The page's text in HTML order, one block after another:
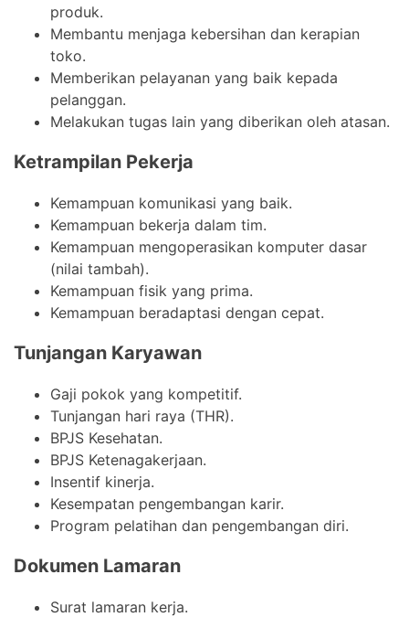
produk.
Membantu menjaga kebersihan dan kerapian
toko.
Memberikan pelayanan yang baik kepada
pelanggan.
Melakukan tugas lain yang diberikan oleh atasan.
Ketrampilan Pekerja
Kemampuan komunikasi yang baik.
Kemampuan bekerja dalam tim.
Kemampuan mengoperasikan komputer dasar
(nilai tambah).
Kemampuan fisik yang prima.
Kemampuan beradaptasi dengan cepat.
Tunjangan Karyawan
Gaji pokok yang kompetitif.
Tunjangan hari raya (THR).
BPJS Kesehatan.
BPJS Ketenagakerjaan.
Insentif kinerja.
Kesempatan pengembangan karir.
Program pelatihan dan pengembangan diri.
Dokumen Lamaran
Surat lamaran kerja.